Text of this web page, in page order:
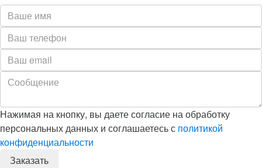
Нажимая на кнопку, вы даете согласие на обработку
персональных данных и соглашаетесь с политикой
конфиденциальности